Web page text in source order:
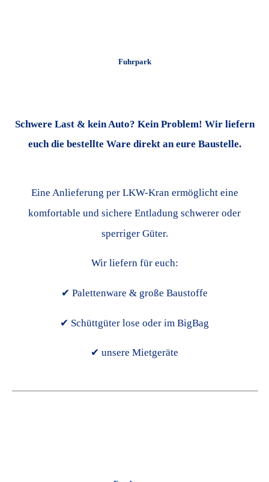
Fuhrpark
Schwere Last & kein Auto? Kein Problem! Wir liefern
euch die bestellte Ware direkt an eure Baustelle.
Eine Anlieferung per LKW-Kran ermöglicht eine
komfortable und sichere Entladung schwerer oder
sperriger Güter.
Wir liefern für euch:
✔ Palettenware & große Baustoffe
✔ Schüttgüter lose oder im BigBag
✔ unsere Mietgeräte